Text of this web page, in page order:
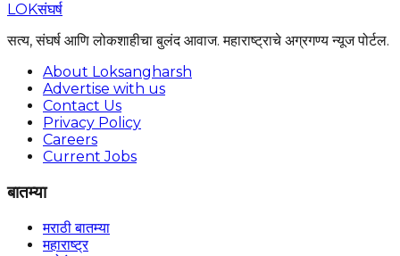
LOKसंघर्ष
सत्य, संघर्ष आणि लोकशाहीचा बुलंद आवाज. महाराष्ट्राचे अग्रगण्य न्यूज पोर्टल.
About Loksangharsh
Advertise with us
Contact Us
Privacy Policy
Careers
Current Jobs
बातम्या
मराठी बातम्या
महाराष्ट्र